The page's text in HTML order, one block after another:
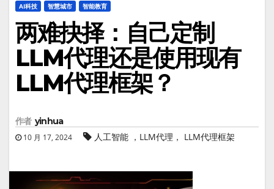
AI科技 智慧城市 智能教育
两难抉择：自己定制
LLM代理还是使用现有
LLM代理框架？
作者 yinhua
10 月 17, 2024 人工智能 ，LLM代理， LLM代理框架